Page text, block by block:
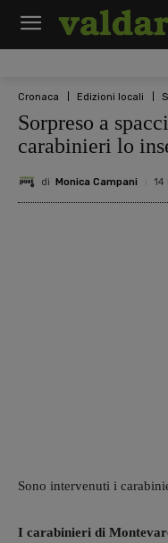
Cronaca Edizioni locali
Sorpreso a
carabinieri lo
di Monica Campani 14
Sono intervenuti i
I carabinieri di